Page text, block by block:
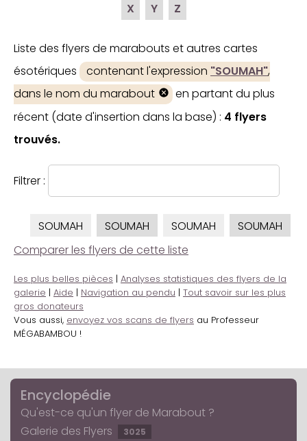
X
Y Z
Liste des flyers de marabouts et autres cartes
ésotériques
contenant l'expression "SOUMAH",
dans le nom du marabout
en partant du plus
récent (date d'insertion dans la base) : 4 flyers
trouvés.
Filtrer :
SOUMAH SOUMAH SOUMAH
SOUMAH
Comparer les flyers de cette liste
Les plus belles pièces | Analyses statistiques des flyers de la
galerie | Aide | Navigation au pendu | Tout savoir sur les plus
gros donateurs
Vous aussi, envoyez vos scans de flyers au Professeur
MÉGABAMBOU !
Encyclopédie
Qu'est-ce qu'un flyer de Marabout ?
Galerie des Flyers
3025